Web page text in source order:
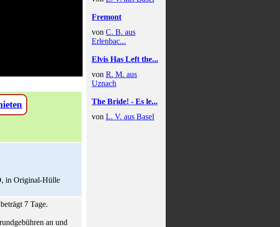
in Original-Hülle
7 Tage.
an und
Fremont
von C. B. aus
Erlenbac...
Elvis Has Left the...
von R. M. aus
Uznach
The Bride! - Es le...
von L. V. aus Basel